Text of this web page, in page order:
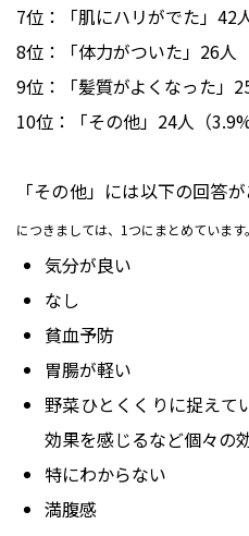
7位：「肌にハリがでた」42
8位：「体力がついた」26人
9位：「髪質がよくなった」
10位：「その他」24人（3.9%
「その他」には以下の回答が
につきましては、1つにまとめています。
気分が良い
なし
貧血予防
胃腸が軽い
野菜ひとくくりに捉えて
効果を感じるなど個々の
特にわからない
満腹感